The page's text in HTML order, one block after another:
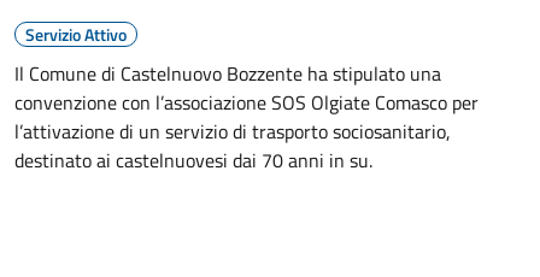
Servizio Attivo
Il Comune di Castelnuovo Bozzente ha stipulato una
convenzione con l’associazione SOS Olgiate Comasco per
l’attivazione di un servizio di trasporto sociosanitario,
destinato ai castelnuovesi dai 70 anni in su.